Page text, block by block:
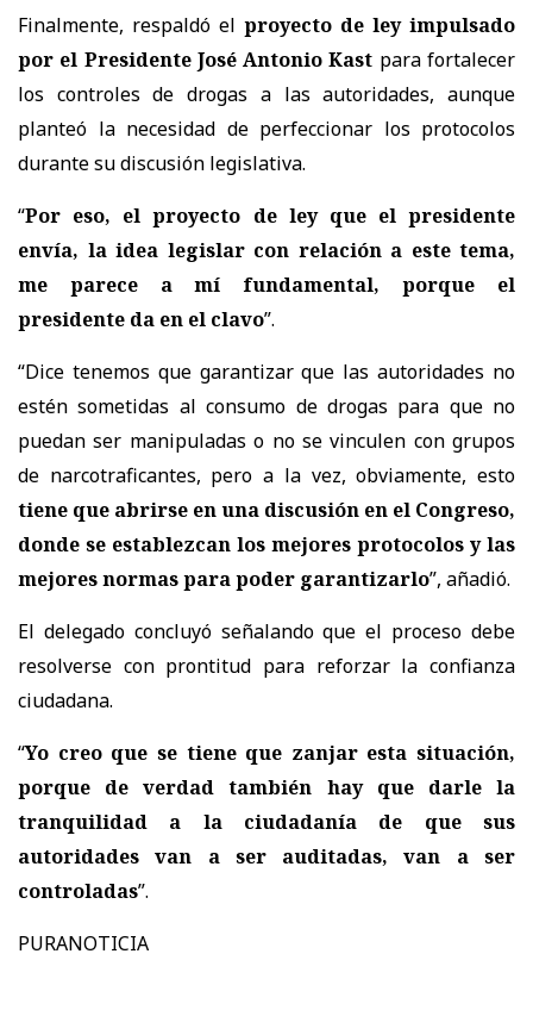
Finalmente, respaldó el proyecto de ley impulsado
por el Presidente José Antonio Kast para fortalecer
los controles de drogas a las autoridades, aunque
planteó la necesidad de perfeccionar los protocolos
durante su discusión legislativa.
“Por eso, el proyecto de ley que el presidente
envía, la idea legislar con relación a este tema,
me parece a mí fundamental, porque el
presidente da en el clavo”.
“Dice tenemos que garantizar que las autoridades no
estén sometidas al consumo de drogas para que no
puedan ser manipuladas o no se vinculen con grupos
de narcotraficantes, pero a la vez, obviamente, esto
tiene que abrirse en una discusión en el Congreso,
donde se establezcan los mejores protocolos y las
mejores normas para poder garantizarlo”, añadió.
El delegado concluyó señalando que el proceso debe
resolverse con prontitud para reforzar la confianza
ciudadana.
“Yo creo que se tiene que zanjar esta situación,
porque de verdad también hay que darle la
tranquilidad a la ciudadanía de que sus
autoridades van a ser auditadas, van a ser
controladas”.
PURANOTICIA